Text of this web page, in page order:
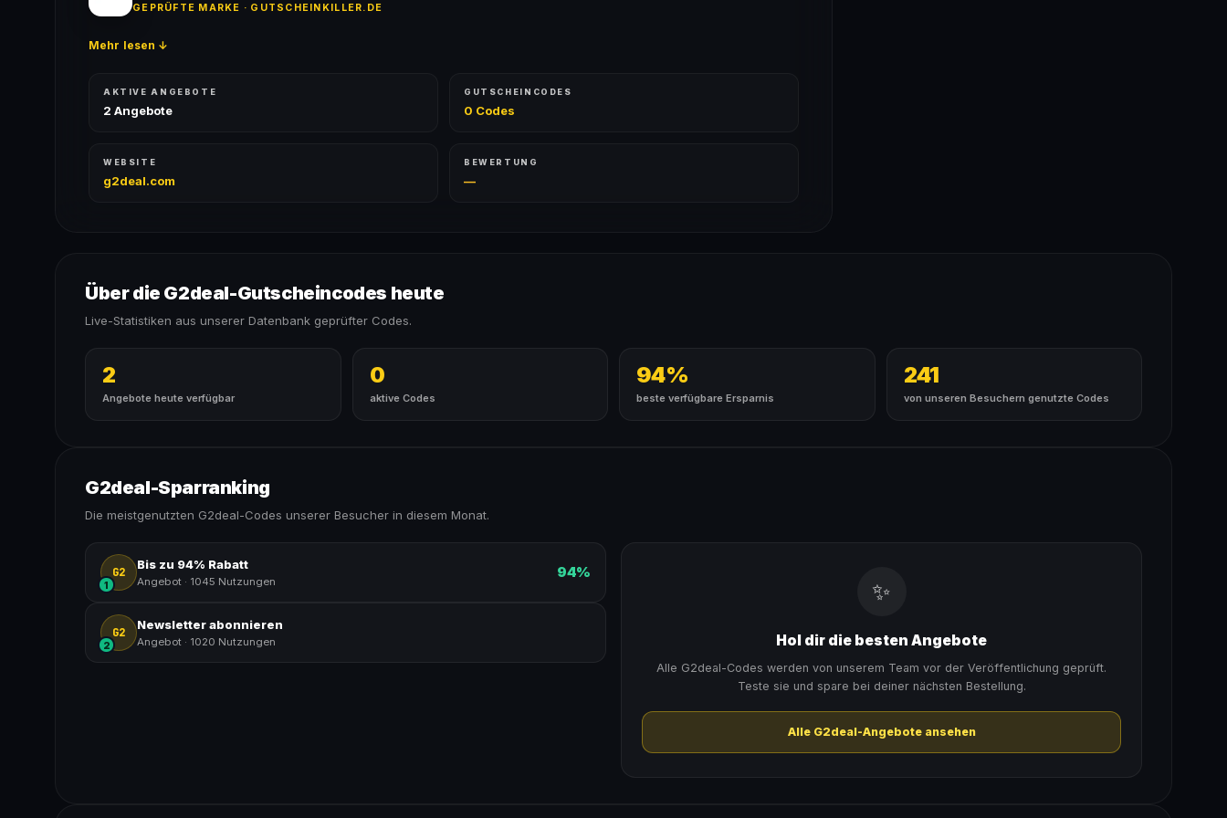
GEPRÜFTE MARKE · GUTSCHEINKILLER.DE
Mehr lesen ↓
AKTIVE ANGEBOTE
2 Angebote
GUTSCHEINCODES
0 Codes
WEBSITE
g2deal.com
BEWERTUNG
—
Über die G2deal-Gutscheincodes heute
Live-Statistiken aus unserer Datenbank geprüfter Codes.
2
Angebote heute verfügbar
0
aktive Codes
94%
beste verfügbare Ersparnis
241
von unseren Besuchern genutzte Codes
G2deal-Sparranking
Die meistgenutzten G2deal-Codes unserer Besucher in diesem Monat.
G2
1
Bis zu 94% Rabatt
Angebot · 1045 Nutzungen
94%
G2
2
Newsletter abonnieren
Angebot · 1020 Nutzungen
✨
Hol dir die besten Angebote
Alle G2deal-Codes werden von unserem Team vor der Veröffentlichung geprüft.
Teste sie und spare bei deiner nächsten Bestellung.
Alle G2deal-Angebote ansehen